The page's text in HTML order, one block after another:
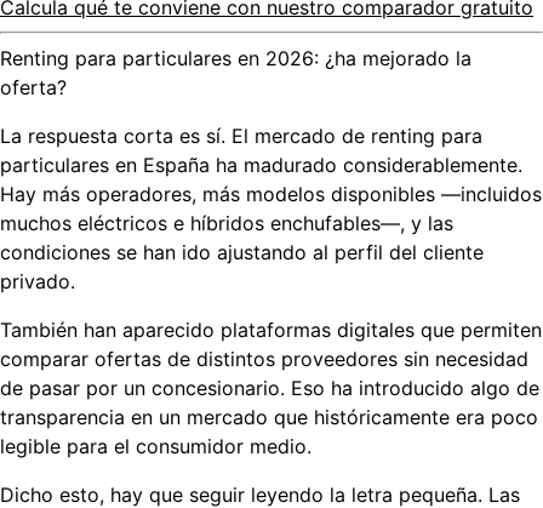
Calcula qué te conviene con nuestro comparador gratuito
Renting para particulares en 2026: ¿ha mejorado la
oferta?
La respuesta corta es sí. El mercado de renting para
particulares en España ha madurado considerablemente.
Hay más operadores, más modelos disponibles —incluidos
muchos eléctricos e híbridos enchufables—, y las
condiciones se han ido ajustando al perfil del cliente
privado.
También han aparecido plataformas digitales que permiten
comparar ofertas de distintos proveedores sin necesidad
de pasar por un concesionario. Eso ha introducido algo de
transparencia en un mercado que históricamente era poco
legible para el consumidor medio.
Dicho esto, hay que seguir leyendo la letra pequeña. Las